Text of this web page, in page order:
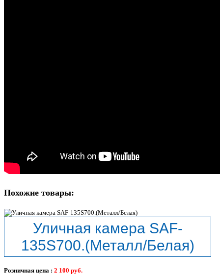
Похожие товары:
Уличная камера SAF-
135S700.(Металл/Белая)
Розничная цена : 2 100 руб.